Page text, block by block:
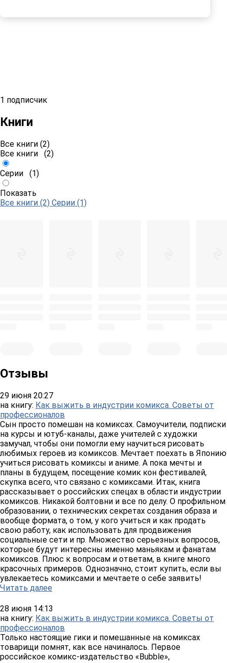
1 подписчик
Книги
Все книги (2)
Все книги (2)
Серии (1)
Показать
Все книги (2) Серии (1)
Отзывы
29 июня 20:27
на книгу: Как выжить в индустрии комикса. Советы от
профессионалов
Сын просто помешан на комиксах. Самоучители, подписки
на курсы и ютуб-каналы, даже учителей с художки
замучал, чтобы они помогли ему научиться рисовать
любимых героев из комиксов. Мечтает поехать в Японию
учиться рисовать комиксы и аниме. А пока мечты и
планы в будущем, посещение комик кон фестивалей,
скупка всего, что связано с комиксами. Итак, книга
рассказывает о российских спецах в области индустрии
комиксов. Никакой болтовни и все по делу. О профильном
образовании, о технических секретах создания образа и
вообще формата, о том, у кого учиться и как продать
свою работу, как использовать для продвижения
социальные сети и пр. Множество серьезных вопросов,
которые будут интересны именно маньякам и фанатам
комиксов. Плюс к вопросам и ответам, в книге много
красочных примеров. Однозначно, стоит купить, если вы
увлекаетесь комиксами и мечтаете о себе заявить!
Читать далее
28 июня 14:13
на книгу: Как выжить в индустрии комикса. Советы от
профессионалов
Только настоящие гики и помешанные на комиксах
товарищи помнят, как все начиналось. Первое
российское комикс-издательство «Bubble»,